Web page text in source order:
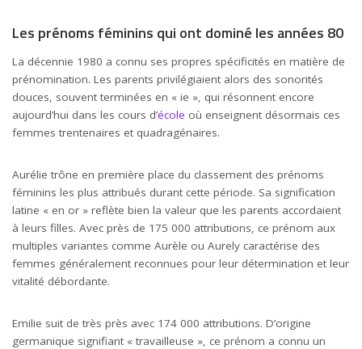
Les prénoms féminins qui ont dominé les années 80
La décennie 1980 a connu ses propres spécificités en matière de
prénomination. Les parents privilégiaient alors des sonorités
douces, souvent terminées en « ie », qui résonnent encore
aujourd’hui dans les cours d’école où enseignent désormais ces
femmes trentenaires et quadragénaires.
Aurélie trône en première place du classement des prénoms
féminins les plus attribués durant cette période. Sa signification
latine « en or » reflète bien la valeur que les parents accordaient
à leurs filles. Avec près de 175 000 attributions, ce prénom aux
multiples variantes comme Aurèle ou Aurely caractérise des
femmes généralement reconnues pour leur détermination et leur
vitalité débordante.
Emilie suit de très près avec 174 000 attributions. D’origine
germanique signifiant « travailleuse », ce prénom a connu un